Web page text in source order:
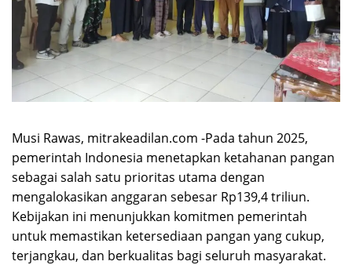
Musi Rawas, mitrakeadilan.com -Pada tahun 2025,
pemerintah Indonesia menetapkan ketahanan pangan
sebagai salah satu prioritas utama dengan
mengalokasikan anggaran sebesar Rp139,4 triliun.
Kebijakan ini menunjukkan komitmen pemerintah
untuk memastikan ketersediaan pangan yang cukup,
terjangkau, dan berkualitas bagi seluruh masyarakat.